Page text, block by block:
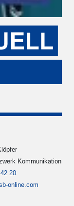
Kommunikation
20
online.com